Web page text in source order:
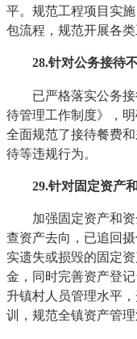
平。规范工程项目实
包流程，规范开展各类
28.针对公务接待
已严格落实公务接
待管理工作制度》，
全面规范了接待餐费
待等违规行为。
29.针对固定资产
加强固定资产和资
查资产去向，已追回
实遗失或损毁的固定
金，同时完善资产登
升镇村人员管理水平
训，规范全镇资产管